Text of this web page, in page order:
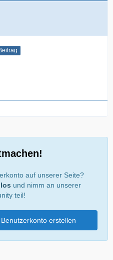
auf unserer Seite?
und nimm an unserer
teil!
Benutzerkonto erstellen